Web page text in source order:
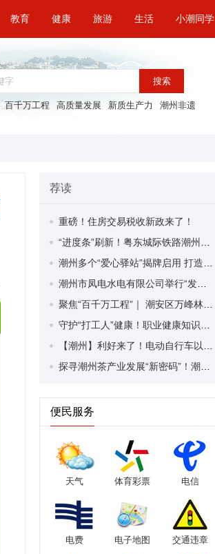
教育 健康 旅游 生活 小潮同学
搜索
百千万工程 高质量发展 新质生产力 潮州非遗
荐读
重磅！住房交易税收新政来了！
便民服务
天气 体育彩票 电信
电费 电子地图 交通违章